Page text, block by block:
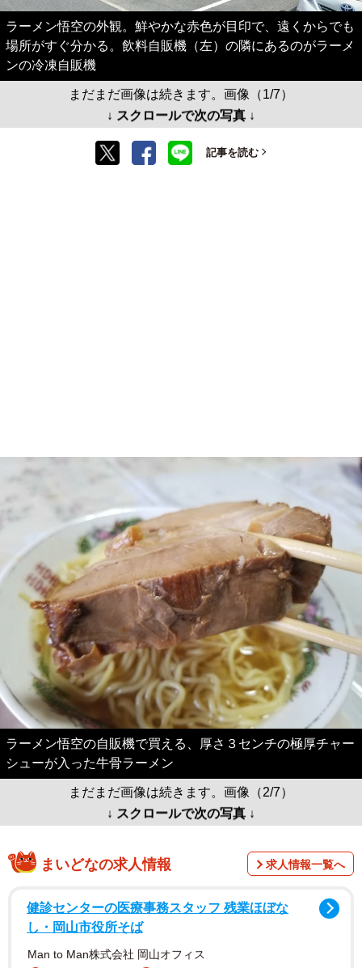
ラーメン悟空の外観。鮮やかな赤色が目印で、遠くからでも
場所がすぐ分かる。飲料自販機（左）の隣にあるのがラーメ
ンの冷凍自販機
まだまだ画像は続きます。画像（1/7）
↓ スクロールで次の写真 ↓
記事を読む
ラーメン悟空の自販機で買える、厚さ３センチの極厚チャー
シューが入った牛骨ラーメン
まだまだ画像は続きます。画像（2/7）
↓ スクロールで次の写真 ↓
まいどなの求人情報 求人情報一覧へ
健診センターの医療事務スタッフ 残業ほぼな
し・岡山市役所そば
Man to Man株式会社 岡山オフィス